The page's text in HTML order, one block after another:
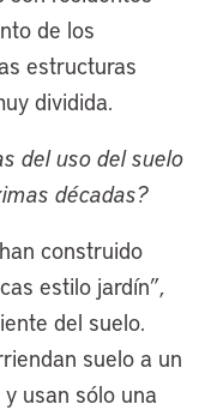
de los
estructuras
dividida.
del uso del suelo
décadas?
construido
estilo jardín”,
del suelo.
suelo a un
usan sólo una